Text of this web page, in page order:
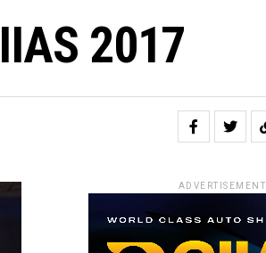
2017
ADVERTISEMENT